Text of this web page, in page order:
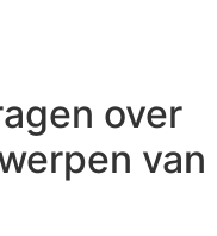
over
van